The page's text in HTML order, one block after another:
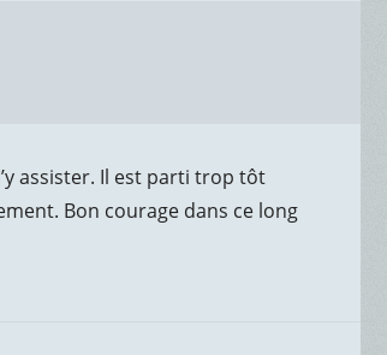
assister. Il est parti trop tôt
Bon courage dans ce long